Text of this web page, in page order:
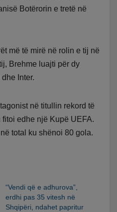
Botërorin e tretë në
më të mirë në rolin e tij në
Brehme luajti për dy
Inter.
në titullin rekord të
edhe një Kupë UEFA.
total ku shënoi 80 gola.
“Vendi që e adhurova”,
erdhi pas 35 vitesh në
Shqipëri, ndahet papritur